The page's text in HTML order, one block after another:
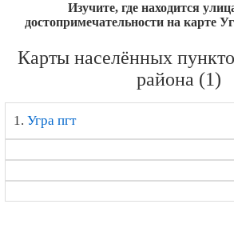
Изучите, где находится
достопримечательности на карте
Карты населённых
района (1)
1. Угра пгт